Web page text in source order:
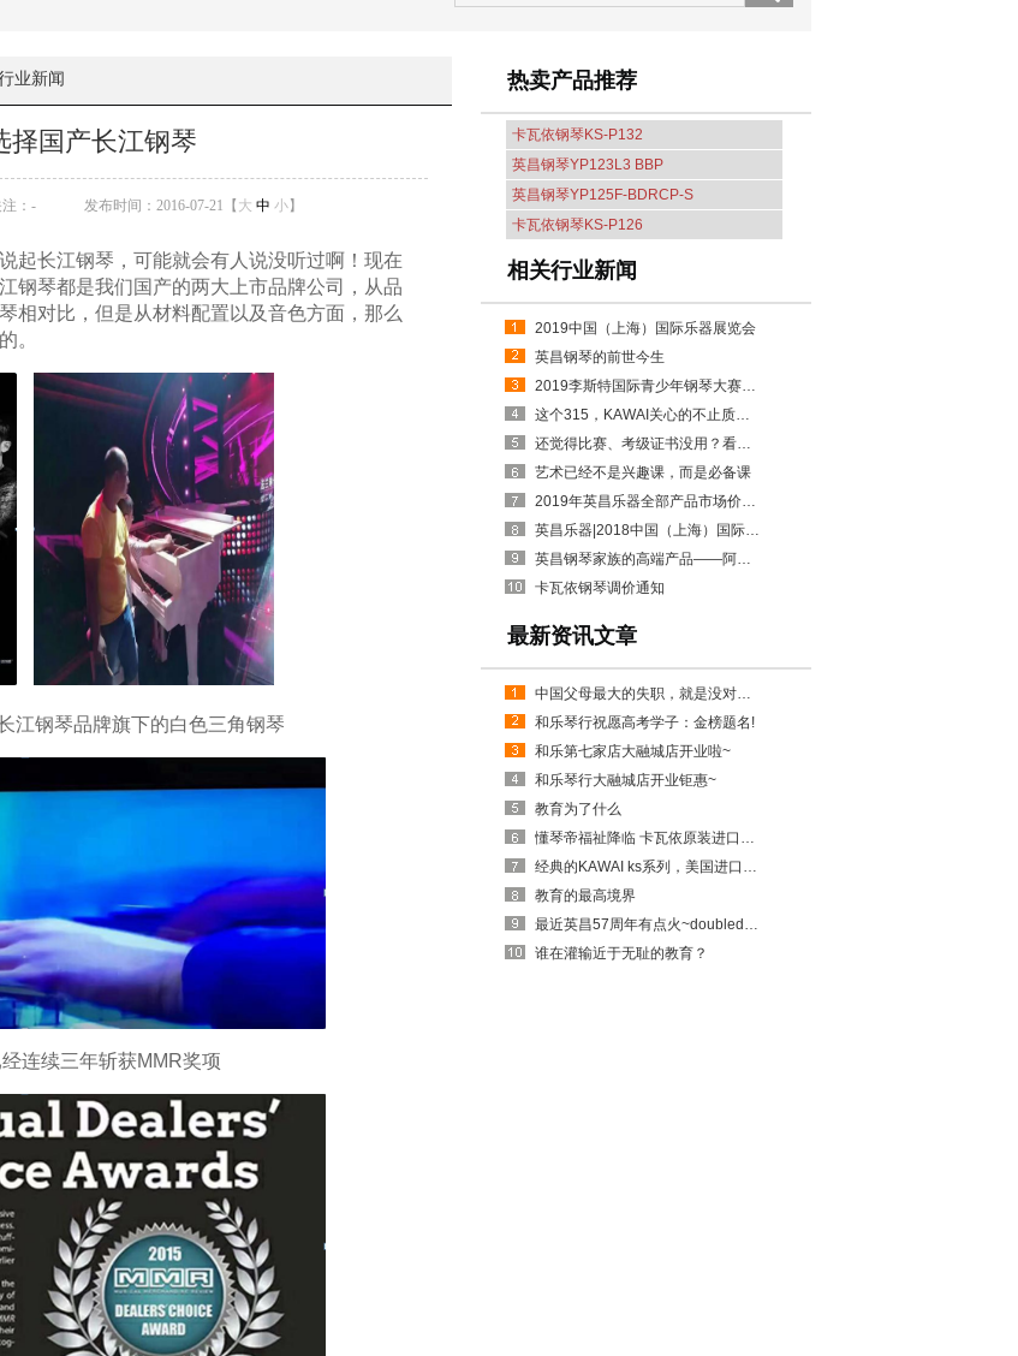
业新闻
择国产长江钢琴
： - 发布时间：2016-07-21【 大 中 小】
起长江钢琴，可能就会有人说没听过啊！现在
钢琴都是我们国产的两大上市品牌公司，从品
相对比，但是从材料配置以及音色方面，那么
。
江钢琴品牌旗下的白色三角钢琴
连续三年斩获MMR奖项
热卖产品推荐
卡瓦依钢琴KS-P132
英昌钢琴YP123L3 BBP
英昌钢琴YP125F-BDRCP-S
卡瓦依钢琴KS-P126
相关行业新闻
2019中国（上海）国际乐器展览会
英昌钢琴的前世今生
2019李斯特国际青少年钢琴大赛开始报名了
这个315，KAWAI关心的不止质量，更有它……
还觉得比赛、考级证书没用？看看这些招生政策吧！
艺术已经不是兴趣课，而是必备课
2019年英昌乐器全部产品市场价格上幅公告
英昌乐器|2018中国（上海）国际乐器展览会火爆进行中......
英昌钢琴家族的高端产品——阿斯特钢琴
卡瓦依钢琴调价通知
最新资讯文章
中国父母最大的失职，就是没对孩子进行金钱教育
和乐琴行祝愿高考学子：金榜题名!
和乐第七家店大融城店开业啦~
和乐琴行大融城店开业钜惠~
教育为了什么
懂琴帝福祉降临 卡瓦依原装进口特惠月
经典的KAWAI ks系列，美国进口实木音板~KSP-126
教育的最高境界
最近英昌57周年有点火~doubledouble的出吗
谁在灌输近于无耻的教育？